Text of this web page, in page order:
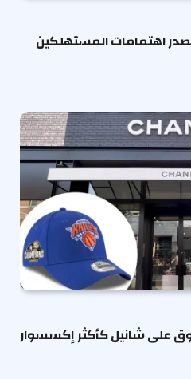
اهتمامات المستهلكين
على شانيل كأكثر إكسسوار